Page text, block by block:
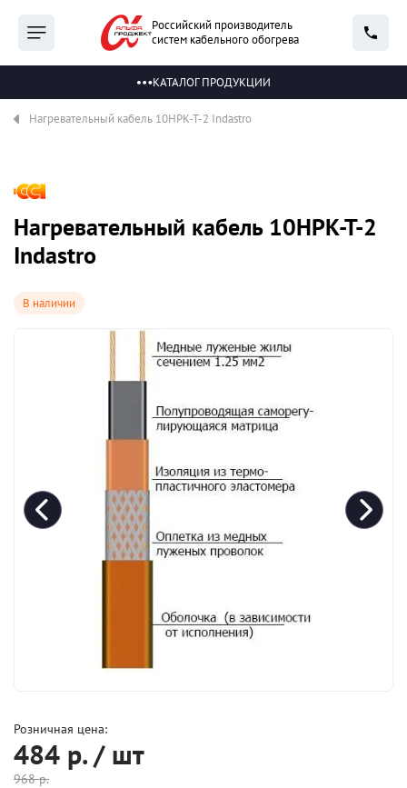
Российский производитель
систем кабельного обогрева
КАТАЛОГ ПРОДУКЦИИ
Нагревательный кабель 10НРК-Т-2 Indastro
В наличии
Нагревательный кабель 10НРК-Т-2
Indastro
Розничная цена:
484 р. / шт
968р.